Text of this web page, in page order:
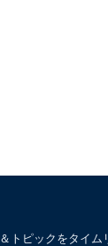
トピックをタイ